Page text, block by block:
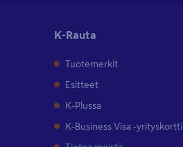
K-Rauta
Tuotemerkit
Esitteet
K-Plussa
K-Business Visa -yrityskortti